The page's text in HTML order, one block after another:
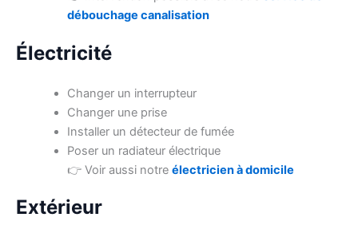
débouchage canalisation
Électricité
Changer un interrupteur
Changer une prise
Installer un détecteur de fumée
Poser un radiateur électrique
👉 Voir aussi notre électricien à domicile
Extérieur